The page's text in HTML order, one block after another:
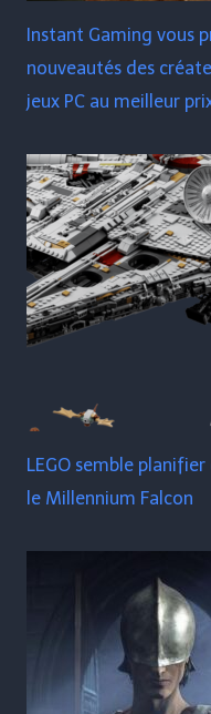
Instant Gaming vous
nouveautés des
jeux PC au meilleur
LEGO semble
le Millennium Falcon